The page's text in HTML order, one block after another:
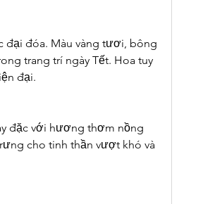
đại đóa. Màu vàng tươi, bông
trang trí ngày Tết. Hoa tuy
đại.
đặc với hương thơm nồng
cho tinh thần vượt khó và